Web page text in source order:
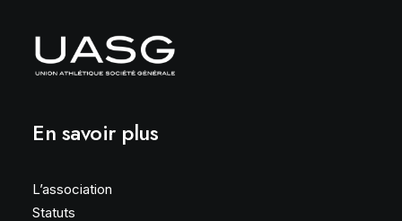
En savoir plus
L’association
Statuts